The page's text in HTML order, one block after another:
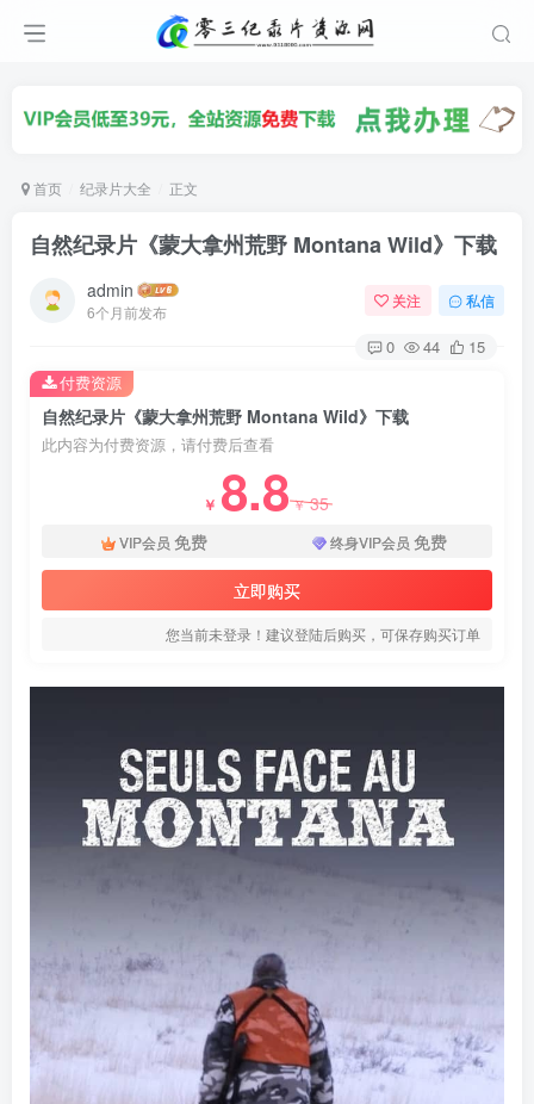
首页 纪录片大全 正文
自然纪录片《蒙大拿州荒野 Montana Wild》下载
admin
6个月前发布
关注 私信
0 44 15
自然纪录片《蒙大拿州荒野 Montana Wild》下载
此内容为付费资源，请付费后查看
￥ 8.8￥35
VIP会员 免费 终身VIP会员 免费
立即购买
您当前未登录！建议登陆后购买，可保存购买订单
付费资源